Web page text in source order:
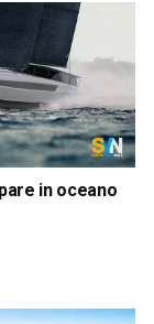
in oceano